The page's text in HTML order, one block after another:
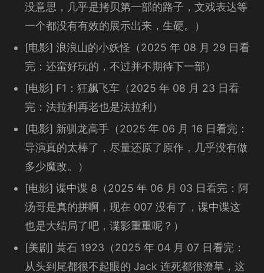
没意思，几乎是拷贝第一部的路子，文戏表达等
一个都没有有效的展示出来，生硬。）
[电影] 浪浪山的小妖怪（2025 年 08 月 29 日看
完：还蛮好玩的，不过并不期待下一部）
[电影] F1：狂飙飞车（2025 年 08 月 23 日看
完：法拉利再老也是法拉利）
[电影] 新驯龙高手（2025 年 06 月 16 日看完：
导演真的太棒了，尽量还原了原作，几乎没有做
多少魔改。）
[电影] 谍中谍 8（2025 年 06 月 03 日看完：阿
汤哥是真的拼啊，现在 007 没有了，谍中谍这
也是大结局了吧，谍影重重呢？）
[美剧] 黄石 1923（2025 年 04 月 07 日看完：
从头到尾都很不起眼的 Jack 连死都很潦草，这